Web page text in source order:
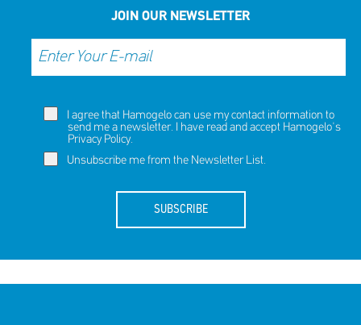
JOIN OUR NEWSLETTER
I agree that Hamogelo can use my contact information to
send me a newsletter. I have read and accept Hamogelo's
Privacy Policy.
Unsubscribe me from the Newsletter List.
SUBSCRIBE